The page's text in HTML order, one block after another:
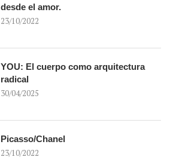
desde el amor.
23/10/2022
YOU: El cuerpo como arquitectura
radical
30/04/2025
Picasso/Chanel
23/10/2022